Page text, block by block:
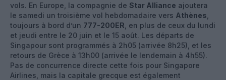
vols. En Europe, la compagnie de Star Alliance ajoutera
le samedi un troisième vol hebdomadaire vers Athènes
toujours à bord d’un 777-200ER , en plus de ceux du lundi
et jeudi entre le 20 juin et le 15 août. Les départs de
Singapour sont programmés à 2h05 (arrivée 8h25), et les
retours de Grèce à 13h00 (arrivée le lendemain à 4h55).
Pas de concurrence directe cette fois pour Singapore
Airlines, mais la capitale grecque est également